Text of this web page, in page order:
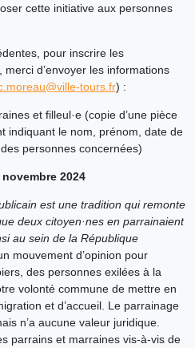
cette initiative aux personnes
pour inscrire les
d’envoyer les informations
tours.fr) :
et filleul·e (copie d’une pièce
indiquant le nom, prénom, date de
personnes concernées)
2024
est une tradition qui remonte
deux citoyen·nes en parrainaient
au sein de la République
mouvement d’opinion pour
des personnes exilées à la
volonté commune de mettre en
et d’accueil. Le parrainage
n’a aucune valeur juridique.
parrains et marraines vis-à-vis de